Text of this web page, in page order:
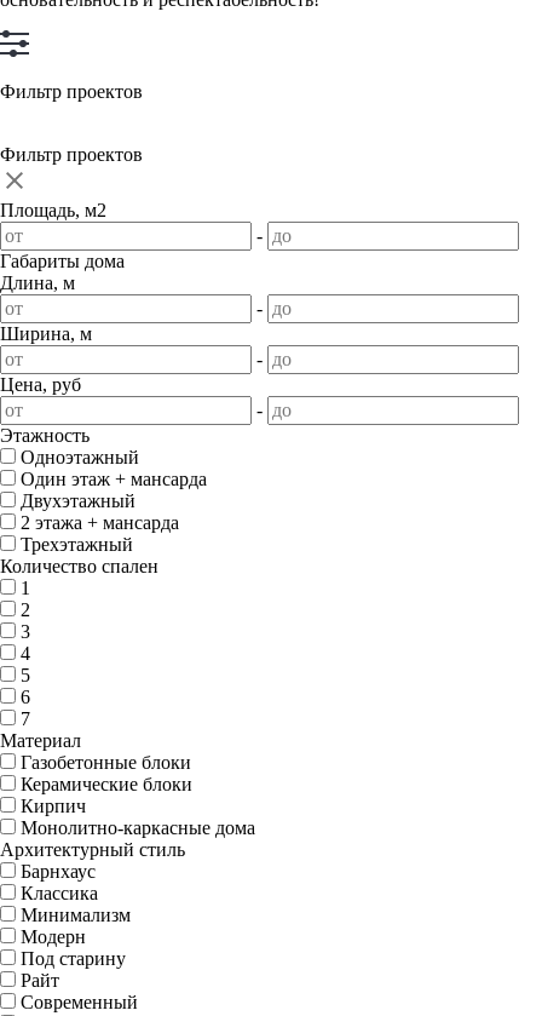
Фильтр проектов
Фильтр проектов
Площадь, м2
-
Габариты дома
Длина, м
-
Ширина, м
-
Цена, руб
-
Этажность
Одноэтажный
Один этаж + мансарда
Двухэтажный
2 этажа + мансарда
Трехэтажный
Количество спален
1
2
3
4
5
6
7
Материал
Газобетонные блоки
Керамические блоки
Кирпич
Монолитно-каркасные дома
Архитектурный стиль
Барнхаус
Классика
Минимализм
Модерн
Под старину
Райт
Современный